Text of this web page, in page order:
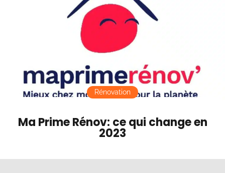
Ma Prime Rénov: ce qui change en
2023
Rénovation